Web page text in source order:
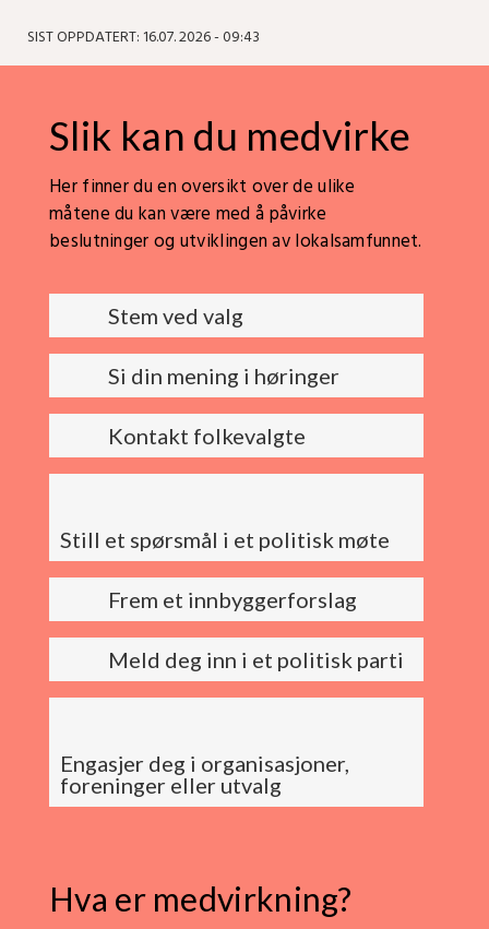
SIST OPPDATERT: 16.07. 2026 - 09:43
Slik kan du medvirke
Her finner du en oversikt over de ulike
måtene du kan være med å påvirke
beslutninger og utviklingen av lokalsamfunnet.
Stem ved valg
Si din mening i høringer
Kontakt folkevalgte
Still et spørsmål i et politisk møte
Frem et innbyggerforslag
Meld deg inn i et politisk parti
Engasjer deg i organisasjoner,
foreninger eller utvalg
Hva er medvirkning?